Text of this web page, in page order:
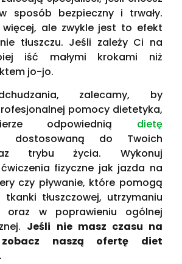
sposób bezpieczny i trwały.
ale zwykle jest to efekt
tłuszczu. Jeśli zależy Ci na
iść małymi krokami niż
jo-jo.
zalecamy, by
pomocy dietetyka,
odpowiednią dietę
dostosowaną do Twoich
trybu życia. Wykonuj
fizyczne jak jazda na
czy pływanie, które pomogą
tłuszczowej, utrzymaniu
oraz w poprawieniu ogólnej
Jeśli nie masz czasu na
naszą ofertę diet